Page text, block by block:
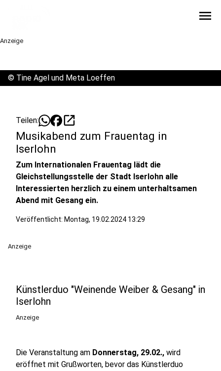
menu
Anzeige
© Tine Agel und Meta Loeffen
Teilen: open_in_new
Musikabend zum Frauentag in
Iserlohn
Zum Internationalen Frauentag lädt die
Gleichstellungsstelle der Stadt Iserlohn alle
Interessierten herzlich zu einem unterhaltsamen
Abend mit Gesang ein.
Veröffentlicht: Montag, 19.02.2024 13:29
Anzeige
Künstlerduo "Weinende Weiber & Gesang" in
Iserlohn
Anzeige
Die Veranstaltung am Donnerstag, 29.02., wird
eröffnet mit Grußworten, bevor das Künstlerduo